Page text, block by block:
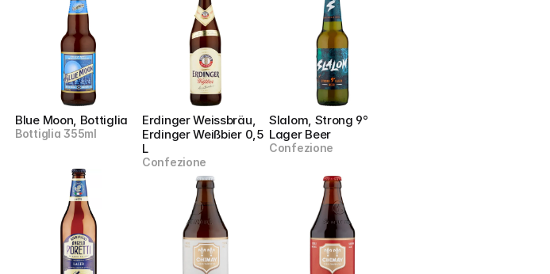
Blue Moon, Bottiglia
Bottiglia 355ml
Erdinger Weissbräu,
Erdinger Weißbier 0,5
L
Confezione
Slalom, Strong 9°
Lager Beer
Confezione